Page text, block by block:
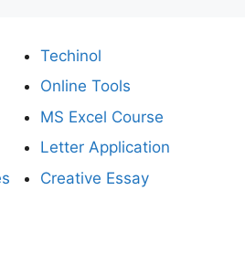
Techinol
Online Tools
MS Excel Course
Letter Application
Creative Essay